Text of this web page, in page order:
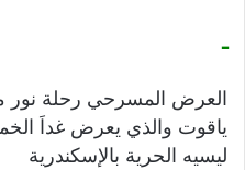
ـ
العرض المسرحي رحلة نور
ليسيه الحرية بالإسكندرية